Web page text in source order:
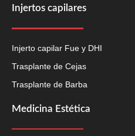
Injertos capilares
Injerto capilar Fue y DHI
Trasplante de Cejas
Trasplante de Barba
Medicina Estética